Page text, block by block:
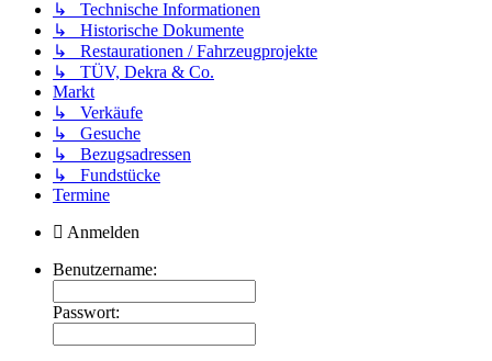
↳ Technische Informationen
↳ Historische Dokumente
↳ Restaurationen / Fahrzeugprojekte
↳ TÜV, Dekra & Co.
Markt
↳ Verkäufe
↳ Gesuche
↳ Bezugsadressen
↳ Fundstücke
Termine
Anmelden
Benutzername:
Passwort: